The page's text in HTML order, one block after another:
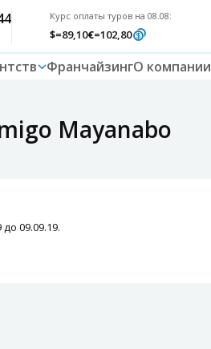
Курс оплаты туров на 08.08:
$=89,10€=102,80
ФранчайзингО компании
Mayanabo
09.09.19.